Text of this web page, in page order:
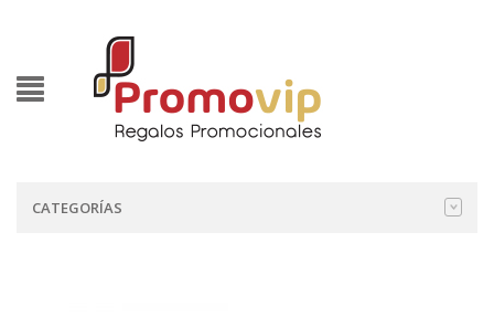
CATEGORÍAS